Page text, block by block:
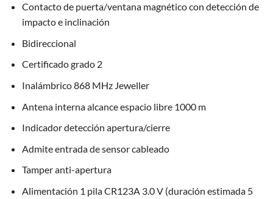
Contacto de puerta/ventana magnético con detección de
impacto e inclinación
Bidireccional
Certificado grado 2
Inalámbrico 868 MHz Jeweller
Antena interna alcance espacio libre 1000 m
Indicador detección apertura/cierre
Admite entrada de sensor cableado
Tamper anti-apertura
Alimentación 1 pila CR123A 3.0 V (duración estimada 5